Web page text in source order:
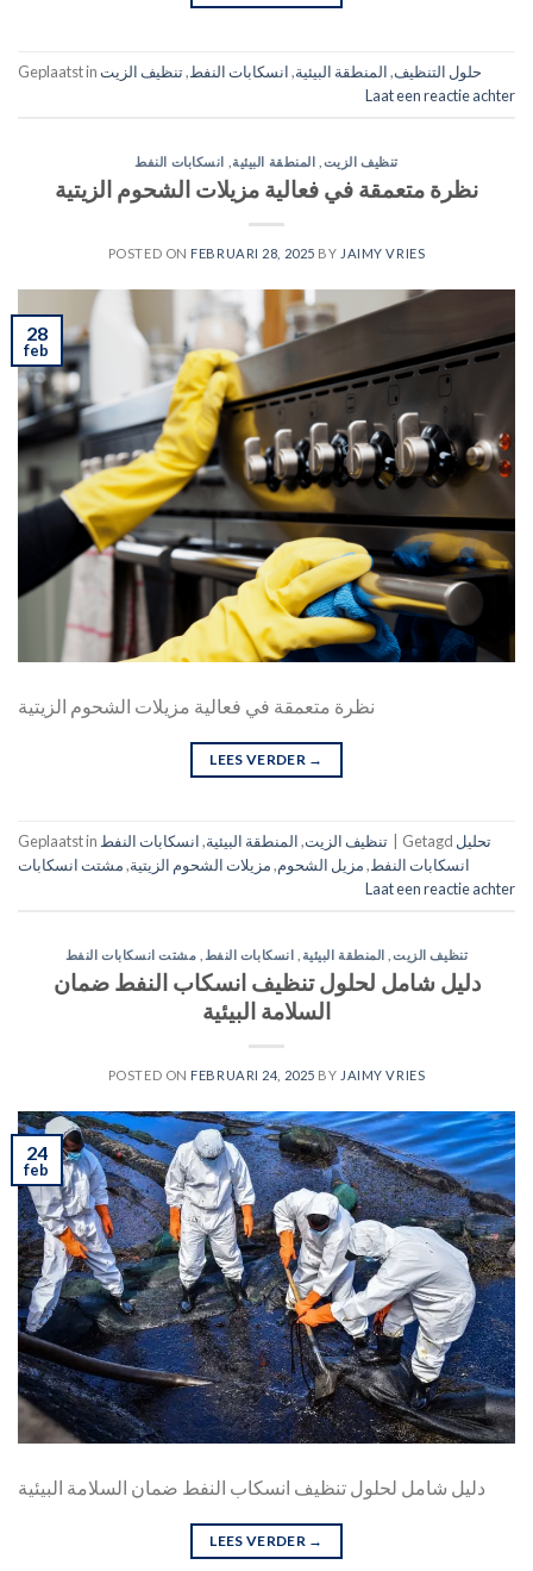
Geplaatst in حلول التنظيف,المنطقة البيئية,انسكابات النفط,تنظيف الزيت
Laat een reactie achter
تنظيف الزيت المنطقة البيئية, انسكابات النفط
نظرة متعمقة في فعالية مزيلات الشحوم الزيتية
POSTED ON FEBRUARI 28, 2025 BY JAIMY VRIES
28
feb
نظرة متعمقة في فعالية مزيلات الشحوم الزيتية
LEES VERDER →
Geplaatst in تنظيف الزيت,المنطقة البيئية,انسكابات النفط Getagd تحليل
انسكابات النفط,مزيل الشحوم,مزيلات الشحوم الزيتية,مشتت انسكابات
Laat een reactie achter
تنظيف الزيت, المنطقة البيئية انسكابات النفط مشتت انسكابات النفط
دليل شامل لحلول تنظيف انسكاب النفط ضمان
السلامة البيئية
POSTED ON FEBRUARI 24, 2025 BY JAIMY VRIES
24
feb
دليل شامل لحلول تنظيف انسكاب النفط ضمان السلامة البيئية
LEES VERDER →